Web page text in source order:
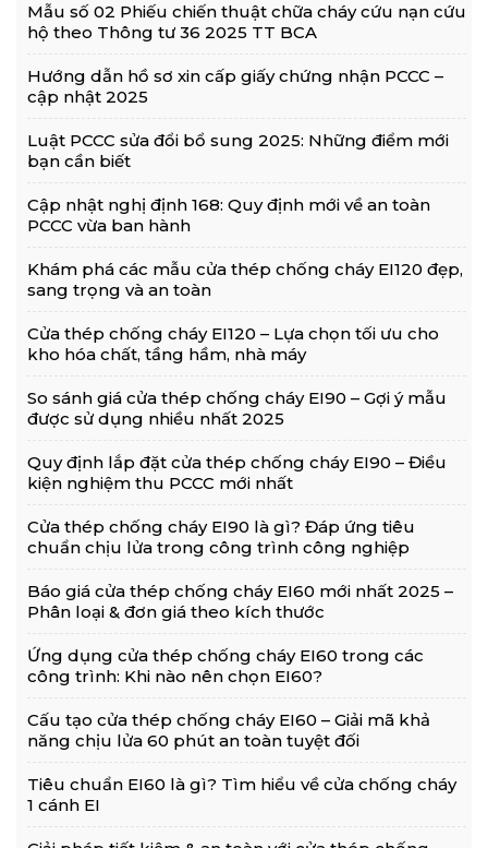
Mẫu số 02 Phiếu chiến thuật chữa cháy cứu nạn cứu
hộ theo Thông tư 36 2025 TT BCA
Hướng dẫn hồ sơ xin cấp giấy chứng nhận PCCC –
cập nhật 2025
Luật PCCC sửa đổi bổ sung 2025: Những điểm mới
bạn cần biết
Cập nhật nghị định 168: Quy định mới về an toàn
PCCC vừa ban hành
Khám phá các mẫu cửa thép chống cháy EI120 đẹp,
sang trọng và an toàn
Cửa thép chống cháy EI120 – Lựa chọn tối ưu cho
kho hóa chất, tầng hầm, nhà máy
So sánh giá cửa thép chống cháy EI90 – Gợi ý mẫu
được sử dụng nhiều nhất 2025
Quy định lắp đặt cửa thép chống cháy EI90 – Điều
kiện nghiệm thu PCCC mới nhất
Cửa thép chống cháy EI90 là gì? Đáp ứng tiêu
chuẩn chịu lửa trong công trình công nghiệp
Báo giá cửa thép chống cháy EI60 mới nhất 2025 –
Phân loại & đơn giá theo kích thước
Ứng dụng cửa thép chống cháy EI60 trong các
công trình: Khi nào nên chọn EI60?
Cấu tạo cửa thép chống cháy EI60 – Giải mã khả
năng chịu lửa 60 phút an toàn tuyệt đối
Tiêu chuẩn EI60 là gì? Tìm hiểu về cửa chống cháy
1 cánh EI